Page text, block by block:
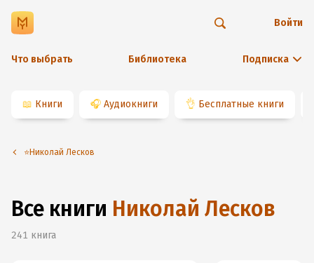
Что выбрать Библиотека Подписка
Войти
📖 Книги 🎧 Аудиокниги 👌 Бесплатные книги
⭐️Николай Лесков
Все книги Николай Лесков
241 книга